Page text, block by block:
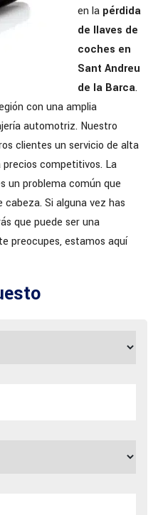
en la pérdida
de llaves de
coches en
Sant Andreu
de la Barca.
con una amplia
automotriz. Nuestro
clientes un servicio de alta
competitivos. La
un problema común que
Si alguna vez has
que puede ser una
preocupes, estamos aquí